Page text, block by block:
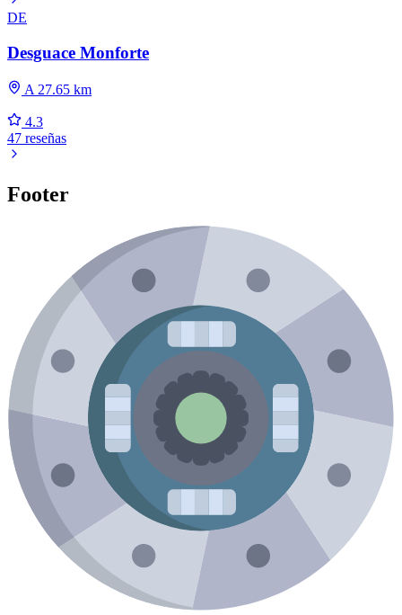
DE
Desguace Monforte
A 27.65 km
4.3
47 reseñas
Footer